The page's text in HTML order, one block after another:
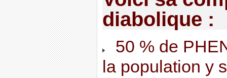
diabolique :
50 % de
la population y